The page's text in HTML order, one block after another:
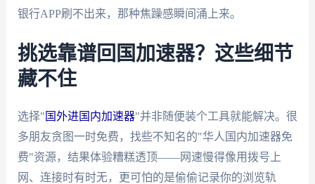
银行APP刷不出来，那种焦躁感瞬间涌上来。
挑选靠谱回国加速器？这些细节
藏不住
选择" 国外进国内加速器"并非随便装个工具就能解决。很
多朋友贪图一时免费，找些不知名的"华人国内加速器免
费"资源，结果体验糟糕透顶——网速慢得像用拨号上
网、连接时有时无，更可怕的是偷偷记录你的浏览轨